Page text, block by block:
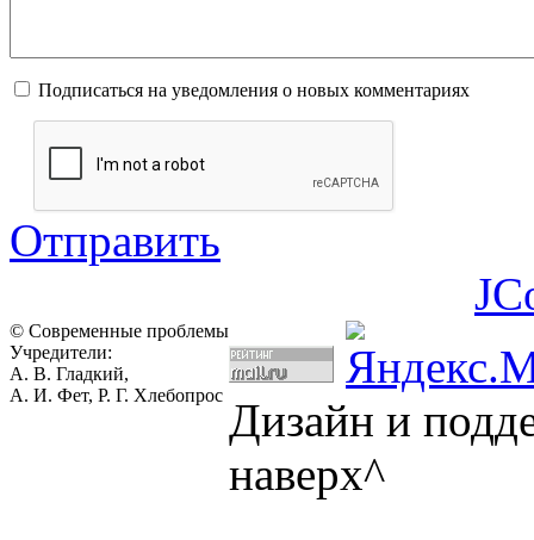
Подписаться на уведомления о новых комментариях
Отправить
© Современные проблемы
Учредители:
А. В. Гладкий,
А. И. Фет, Р. Г. Хлебопрос Дизайн и
наверх^